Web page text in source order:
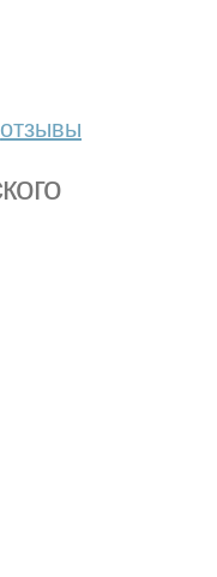
отзывы